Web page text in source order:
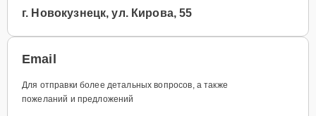
г. Новокузнецк, ул. Кирова, 55
Email
Для отправки более детальных вопросов, а также
пожеланий и предложений